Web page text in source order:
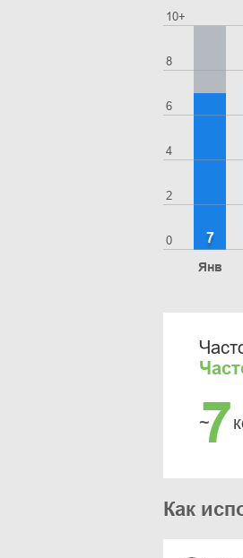
0
2
4
6
8
10+
Янв
7
~
7
Как